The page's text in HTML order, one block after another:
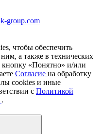
group.com
чтобы обеспечить
а также в технических
«Понятно» и/или
Согласие на обработку
cookies и иные
с Политикой
.